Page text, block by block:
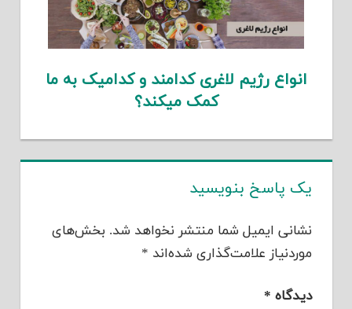
انواع رژیم لاغری کدامند و کدامیک به ما
کمک میکند؟
یک پاسخ بنویسید
نشانی ایمیل شما منتشر نخواهد شد. بخش‌های
موردنیاز علامت‌گذاری شده‌اند *
دیدگاه *